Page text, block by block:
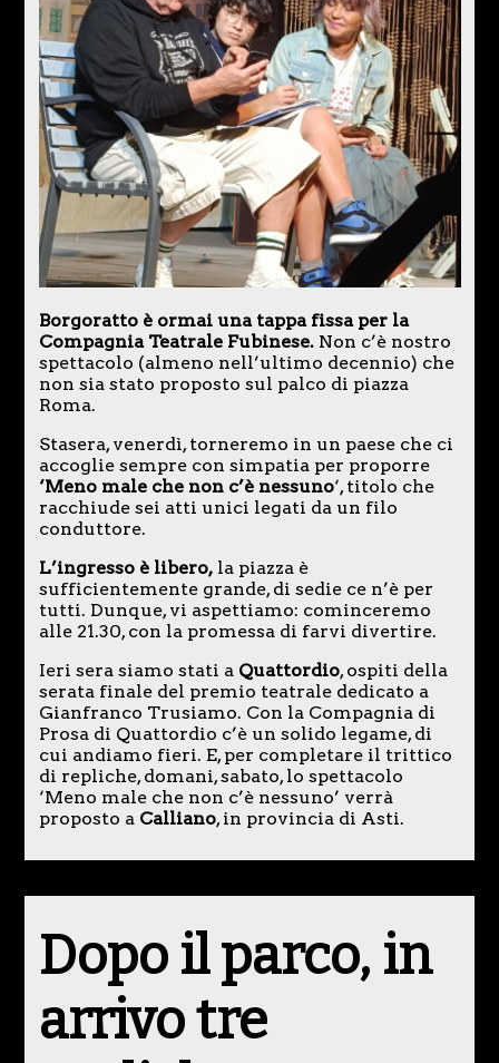
Borgoratto è ormai una tappa fissa per la
Compagnia Teatrale Fubinese. Non c’è nostro
spettacolo (almeno nell’ultimo decennio) che
non sia stato proposto sul palco di piazza
Roma.
Stasera, venerdì, torneremo in un paese che ci
accoglie sempre con simpatia per proporre
‘Meno male che non c’è nessuno‘, titolo che
racchiude sei atti unici legati da un filo
conduttore.
L’ingresso è libero,la piazza è
sufficientemente grande, di sedie ce n’è per
tutti. Dunque, vi aspettiamo: cominceremo
alle 21.30, con la promessa di farvi divertire.
Ieri sera siamo stati a Quattordio, ospiti della
serata finale del premio teatrale dedicato a
Gianfranco Trusiamo. Con la Compagnia di
Prosa di Quattordio c’è un solido legame, di
cui andiamo fieri. E, per completare il trittico
di repliche, domani, sabato, lo spettacolo
‘Meno male che non c’è nessuno’ verrà
proposto aCalliano, in provincia di Asti.
Dopo il parco, in
arrivo tre